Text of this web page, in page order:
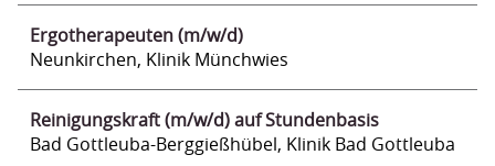
Ergotherapeuten (m/w/d)
Neunkirchen, Klinik Münchwies
Reinigungskraft (m/w/d) auf Stundenbasis
Bad Gottleuba-Berggießhübel, Klinik Bad Gottleuba